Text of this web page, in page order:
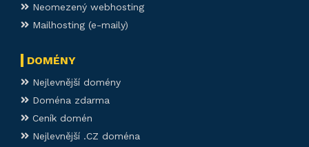
Neomezený webhosting
Mailhosting (e-maily)
DOMÉNY
Nejlevnější domény
Doména zdarma
Ceník domén
Nejlevnější .CZ doména